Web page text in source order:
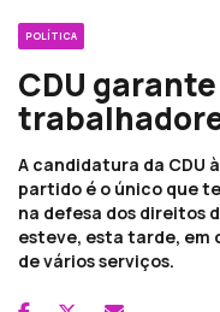
POLÍTICA
CDU
A candidatura da CDU
partido é o único que
na defesa dos direitos
esteve, esta tarde, em
de vários serviços.